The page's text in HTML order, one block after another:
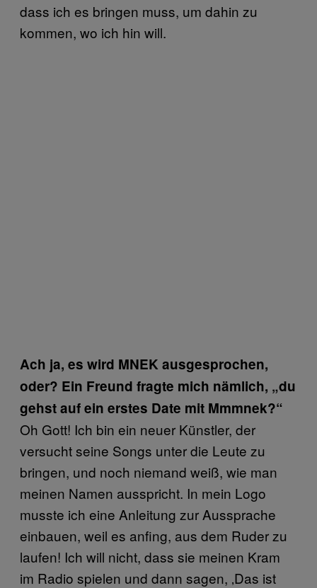
dass ich es bringen muss, um dahin zu
kommen, wo ich hin will.
Ach ja, es wird MNEK ausgesprochen,
oder? Ein Freund fragte mich nämlich, „du
gehst auf ein erstes Date mit Mmmnek?“
Oh Gott! Ich bin ein neuer Künstler, der
versucht seine Songs unter die Leute zu
bringen, und noch niemand weiß, wie man
meinen Namen ausspricht. In mein Logo
musste ich eine Anleitung zur Aussprache
einbauen, weil es anfing, aus dem Ruder zu
laufen! Ich will nicht, dass sie meinen Kram
im Radio spielen und dann sagen, ‚Das ist